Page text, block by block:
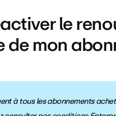
le
mon
à tous les abonnements